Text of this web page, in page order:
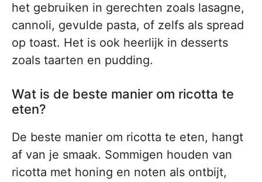
het gebruiken in gerechten zoals lasagne,
cannoli, gevulde pasta, of zelfs als spread
op toast. Het is ook heerlijk in desserts
zoals taarten en pudding.
Wat is de beste manier om ricotta te
eten?
De beste manier om ricotta te eten, hangt
af van je smaak. Sommigen houden van
ricotta met honing en noten als ontbijt,